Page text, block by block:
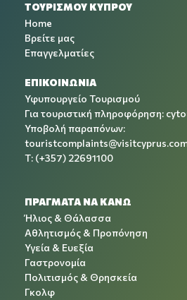
ΤΟΥΡΙΣΜΟΥ ΚΥΠΡΟΥ
Home
Βρείτε μας
Επαγγελματίες
ΕΠΙΚΟΙΝΩΝΙΑ
Υφυπουργείο Τουρισμού
Για τουριστική πληροφόρηση:
Υποβολή παραπόνων:
T: (+357) 22691100
ΠΡΑΓΜΑΤΑ ΝΑ ΚΑΝΩ
Ήλιος & Θάλασσα
Αθλητισμός & Προπόνηση
Υγεία & Ευεξία
Γαστρονομία
Πολιτισμός & Θρησκεία
Γκολφ